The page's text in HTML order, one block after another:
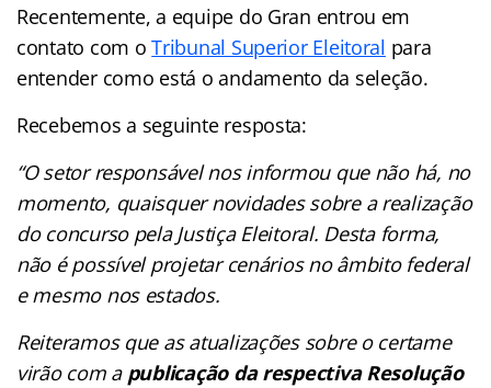
Recentemente, a equipe do Gran entrou em
contato com oTribunal Superior Eleitoral para
entender como está o andamento da seleção.
Recebemos a seguinte resposta:
“O setor responsável nos informou que não há, no
momento, quaisquer novidades sobre a realização
do concurso pela Justiça Eleitoral. Desta forma,
não é possível projetar cenários no âmbito federal
e mesmo nos estados.
Reiteramos que as atualizações sobre o certame
virão com apublicação da respectiva Resolução